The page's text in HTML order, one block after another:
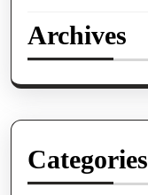
Archives
Categories